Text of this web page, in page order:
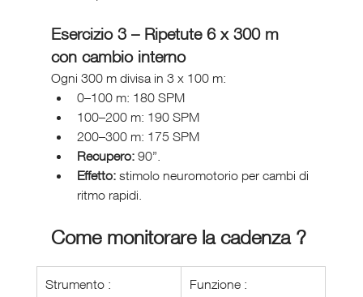
Esercizio 3 – Ripetute 6 x 300 m
con cambio interno
Ogni 300 m divisa in 3 x 100 m:
0–100 m: 180 SPM
100–200 m: 190 SPM
200–300 m: 175 SPM
Recupero: 90”.
Effetto: stimolo neuromotorio per cambi di
ritmo rapidi.
Come monitorare la cadenza ?
Strumento : Funzione :